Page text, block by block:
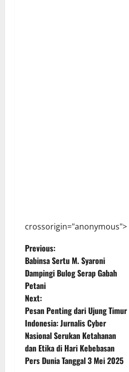
crossorigin="anonymous">
P
o
s
t
n
a
Previous:
Babinsa Sertu M. Syaroni
Dampingi Bulog Serap Gabah
Petani
Next:
Pesan Penting dari Ujung Timur
Indonesia: Jurnalis Cyber
Nasional Serukan Ketahanan
dan Etika di Hari Kebebasan
Pers Dunia Tanggal 3 Mei 2025